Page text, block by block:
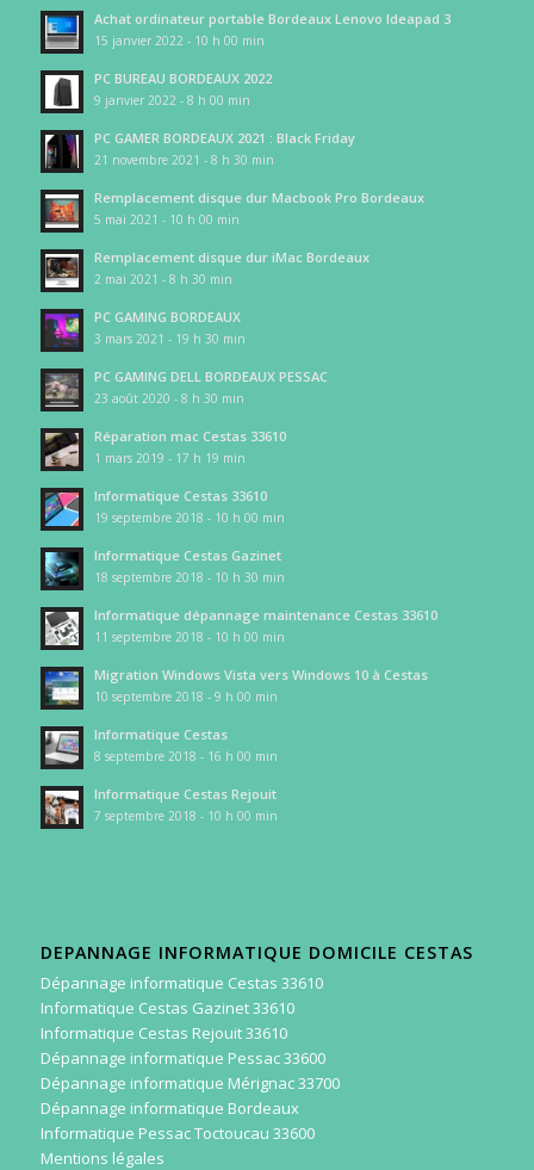
Achat ordinateur portable Bordeaux Lenovo Ideapad 3
15 janvier 2022 - 10 h 00 min
PC BUREAU BORDEAUX 2022
9 janvier 2022 - 8 h 00 min
PC GAMER BORDEAUX 2021 : Black Friday
21 novembre 2021 - 8 h 30 min
Remplacement disque dur Macbook Pro Bordeaux
5 mai 2021 - 10 h 00 min
Remplacement disque dur iMac Bordeaux
2 mai 2021 - 8 h 30 min
PC GAMING BORDEAUX
3 mars 2021 - 19 h 30 min
PC GAMING DELL BORDEAUX PESSAC
23 août 2020 - 8 h 30 min
Réparation mac Cestas 33610
1 mars 2019 - 17 h 19 min
Informatique Cestas 33610
19 septembre 2018 - 10 h 00 min
Informatique Cestas Gazinet
18 septembre 2018 - 10 h 30 min
Informatique dépannage maintenance Cestas 33610
11 septembre 2018 - 10 h 00 min
Migration Windows Vista vers Windows 10 à Cestas
10 septembre 2018 - 9 h 00 min
Informatique Cestas
8 septembre 2018 - 16 h 00 min
Informatique Cestas Rejouit
7 septembre 2018 - 10 h 00 min
DEPANNAGE INFORMATIQUE DOMICILE CESTAS
Dépannage informatique Cestas 33610
Informatique Cestas Gazinet 33610
Informatique Cestas Rejouit 33610
Dépannage informatique Pessac 33600
Dépannage informatique Mérignac 33700
Dépannage informatique Bordeaux
Informatique Pessac Toctoucau 33600
Mentions légales